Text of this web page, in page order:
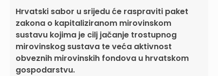
Hrvatski sabor u srijedu će raspraviti paket
zakona o kapitaliziranom mirovinskom
sustavu kojima je cilj jačanje trostupnog
mirovinskog sustava te veća aktivnost
obveznih mirovinskih fondova u hrvatskom
gospodarstvu.